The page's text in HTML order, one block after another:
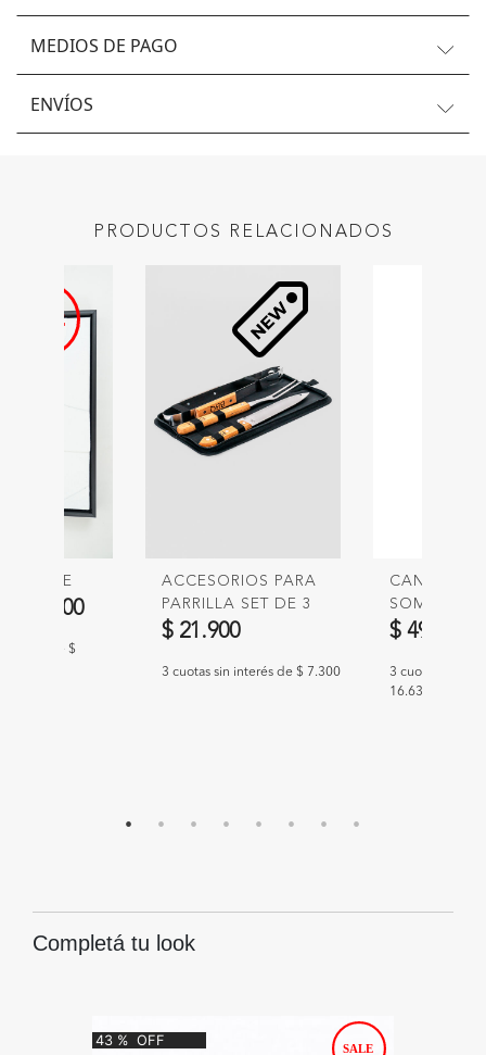
MEDIOS DE PAGO
ENVÍOS
PRODUCTOS RELACIONADOS
RELIEVE
de
$ 34.900
interés de $
ACCESORIOS PARA
PARRILLA SET DE 3
PIEZAS. PINCHO,
CON ESTUCHE 4
$ 21.900
3 cuotas sin interés de $ 7.300
SOMAI
$ 49.900
3 cuotas sin
16.633
Completá tu look
43 % OFF